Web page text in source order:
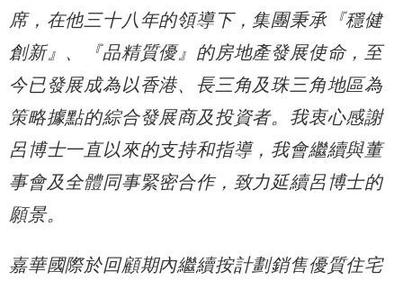
席，在他三十八年的領導下，集團秉承『穩健
創新』、『品精質優』的房地產發展使命，至
今已發展成為以香港、長三角及珠三角地區為
策略據點的綜合發展商及投資者。我衷心感謝
呂博士一直以來的支持和指導，我會繼續與董
事會及全體同事緊密合作，致力延續呂博士的
願景。
嘉華國際於回顧期內繼續按計劃銷售優質住宅